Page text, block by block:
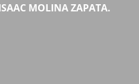
MOLINA ZAPATA.